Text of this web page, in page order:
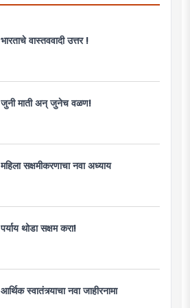
भारताचे वास्तववादी उत्तर !
जुनी माती अन् जुनेच वळण!
महिला सक्षमीकरणाचा नवा अध्याय
पर्याय थोडा सक्षम करा!
आर्थिक स्वातंत्र्याचा नवा जाहीरनामा